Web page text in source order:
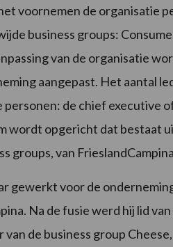
voornemen de organisatie
business groups:
van de organisatie
aangepast. Het aantal
de chief executive
wordt opgericht dat bestaat
groups, van
gewerkt voor de
Na de fusie werd hij lid
de business group